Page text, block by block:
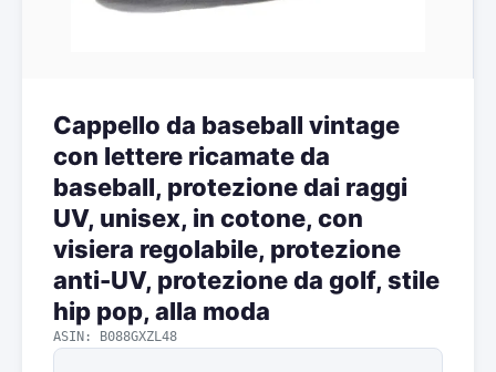
Cappello da baseball vintage
con lettere ricamate da
baseball, protezione dai raggi
UV, unisex, in cotone, con
visiera regolabile, protezione
anti-UV, protezione da golf, stile
hip pop, alla moda
ASIN: B088GXZL48